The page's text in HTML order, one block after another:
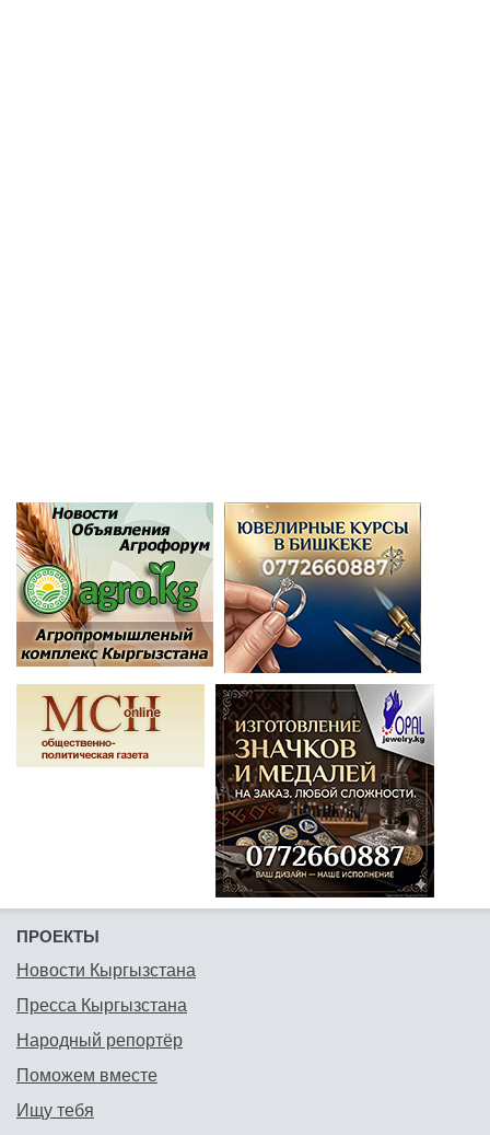
ПРОЕКТЫ
Новости Кыргызстана
Пресса Кыргызстана
Народный репортёр
Поможем вместе
Ищу тебя